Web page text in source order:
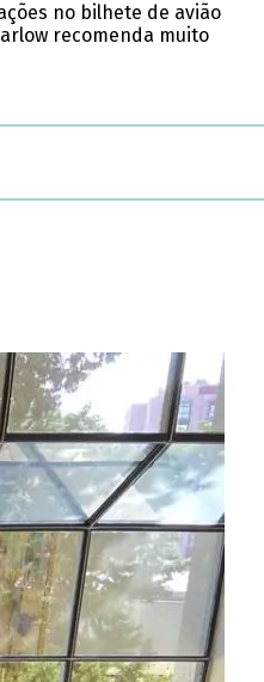
no bilhete de avião
recomenda muito